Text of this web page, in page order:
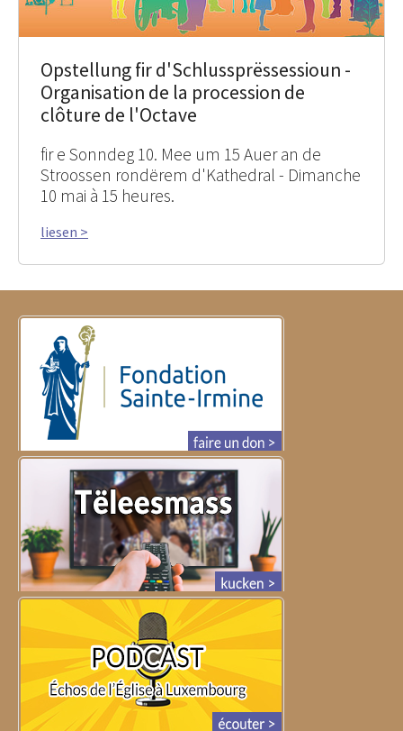
Opstellung fir d'Schlussprëssessioun -
Organisation de la procession de
clôture de l'Octave
fir e Sonndeg 10. Mee um 15 Auer an de
Stroossen rondërem d'Kathedral - Dimanche
10 mai à 15 heures.
liesen >